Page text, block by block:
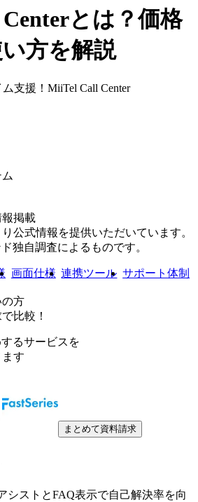
とは？価格
方を解説
支援！MiiTel Call Center
掲載
公式情報を提供いただいています。
独自調査によるものです。
画面仕様 連携ツール サポート体制
方
比較！
るサービスを
す
まとめて資料請求
シストとFAQ表示で自己解決率を向